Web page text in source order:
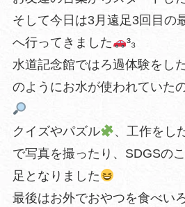
そして今日は3月遠足3回目の
へ行ってきました
³₃
水道記念館ではろ過体験をし
のようにお水が使われていた
クイズやパズル
、工作をし
で写真を撮ったり、SDGSの
足となりました
最後はお外でおやつを食べい